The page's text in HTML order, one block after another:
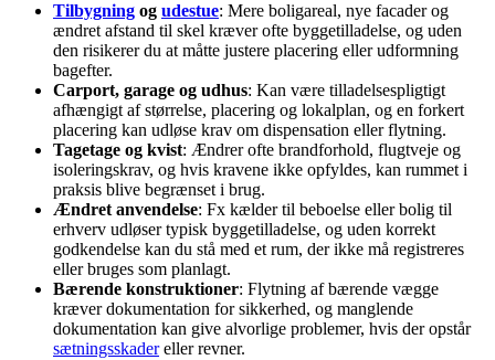
Tilbygning og udestue: Mere boligareal, nye facader og
ændret afstand til skel kræver ofte byggetilladelse, og uden
den risikerer du at måtte justere placering eller udformning
bagefter.
Carport, garage og udhus: Kan være tilladelsespligtigt
afhængigt af størrelse, placering og lokalplan, og en forkert
placering kan udløse krav om dispensation eller flytning.
Tagetage og kvist: Ændrer ofte brandforhold, flugtveje og
isoleringskrav, og hvis kravene ikke opfyldes, kan rummet i
praksis blive begrænset i brug.
Ændret anvendelse: Fx kælder til beboelse eller bolig til
erhverv udløser typisk byggetilladelse, og uden korrekt
godkendelse kan du stå med et rum, der ikke må registreres
eller bruges som planlagt.
Bærende konstruktioner: Flytning af bærende vægge
kræver dokumentation for sikkerhed, og manglende
dokumentation kan give alvorlige problemer, hvis der opstår
sætningsskadereller revner.